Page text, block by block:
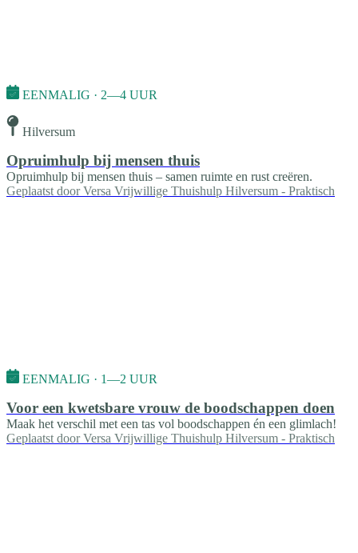
EENMALIG · 2—4 UUR
Hilversum
Opruimhulp bij mensen thuis
Opruimhulp bij mensen thuis – samen ruimte en rust creëren.
Geplaatst door Versa Vrijwillige Thuishulp Hilversum - Praktisch
EENMALIG · 1—2 UUR
Voor een kwetsbare vrouw de boodschappen doen
Maak het verschil met een tas vol boodschappen én een glimlach!
Geplaatst door Versa Vrijwillige Thuishulp Hilversum - Praktisch